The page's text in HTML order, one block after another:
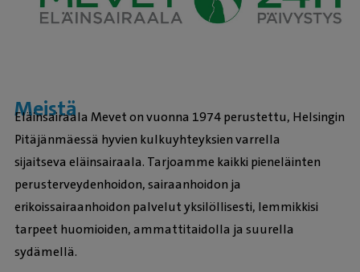
Meistä
Eläinsairaala Mevet on vuonna 1974 perustettu, Helsingin
Pitäjänmäessä hyvien kulkuyhteyksien varrella
sijaitseva eläinsairaala. Tarjoamme kaikki pieneläinten
perusterveydenhoidon, sairaanhoidon ja
erikoissairaanhoidon palvelut yksilöllisesti, lemmikkisi
tarpeet huomioiden, ammattitaidolla ja suurella
sydämellä.